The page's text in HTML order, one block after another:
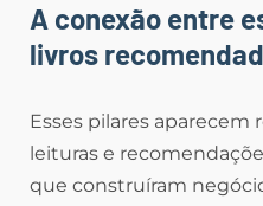
A conexão entre
livros
Esses pilares
leituras e
que construíram